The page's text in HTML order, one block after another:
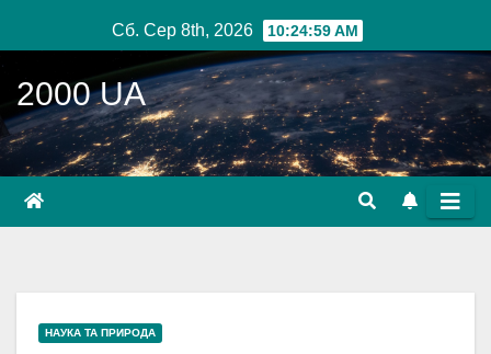
до
вмісту
Сб. Сер 8th, 2026 10:25:00 AM
2000 UA
НАУКА ТА ПРИРОДА